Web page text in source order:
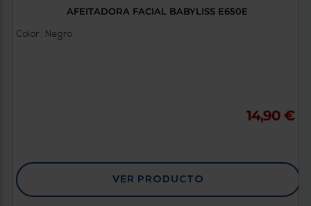
AFEITADORA FACIAL BABYLISS E650E
Color : Negro
14,90 €
VER PRODUCTO